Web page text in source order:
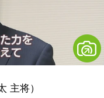
主将）